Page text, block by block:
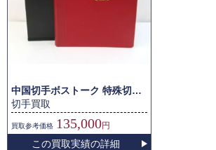
中国切手ボストーク 特殊切手他
切手買取
買取参考価格 135,000円
この買取実績の詳細